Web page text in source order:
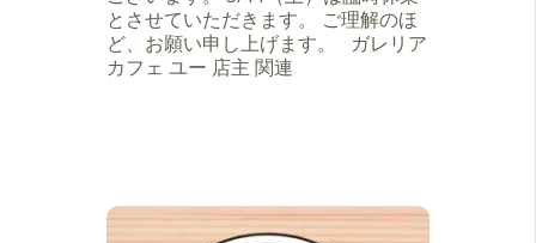
とさせていただきます。 ご理解のほ
ど、お願い申し上げます。 ガレリア
カフェ ユー 店主 関連